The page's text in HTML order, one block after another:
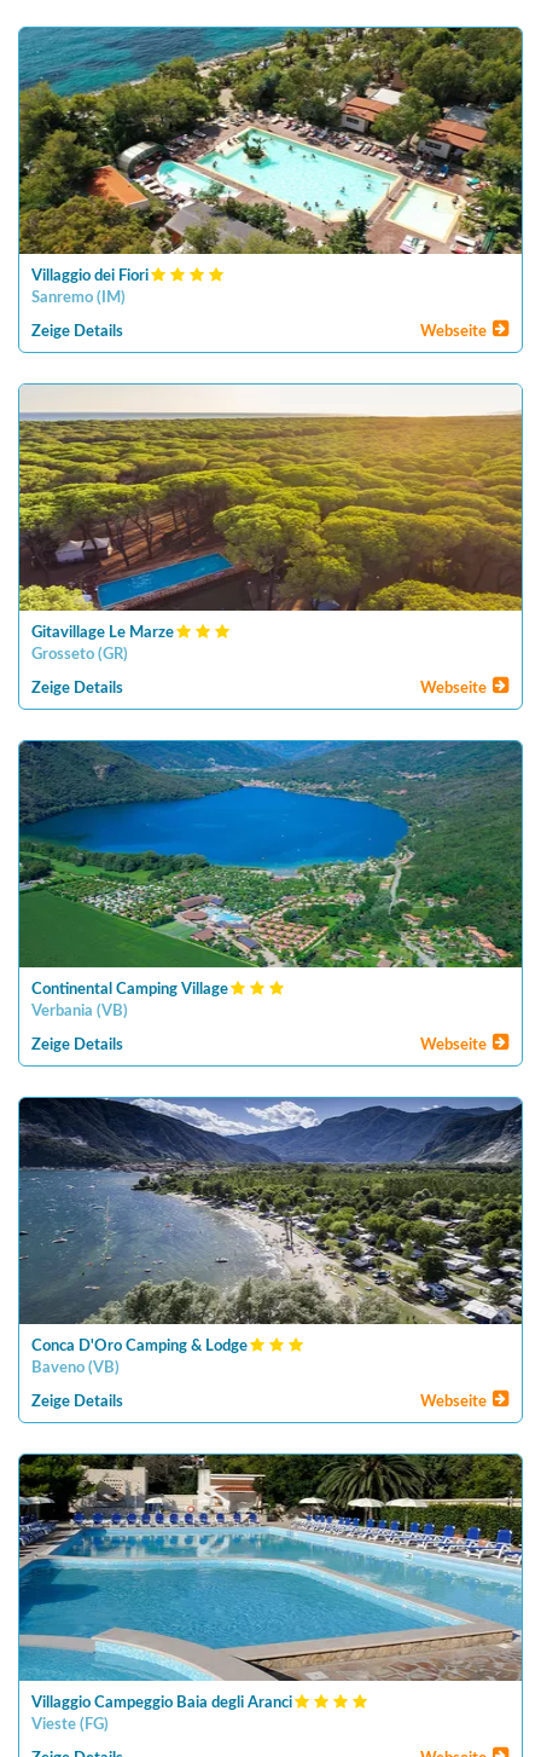
Villaggio dei Fiori
Sanremo ( IM)
Zeige Details Webseite
Gitavillage Le Marze
Grosseto (GR)
Zeige Details Webseite
Continental Camping Village
Verbania (VB)
Zeige Details Webseite
Conca D'Oro Camping & Lodge
Baveno (VB)
Zeige Details Webseite
Villaggio Campeggio Baia degli Aranci
Vieste ( FG)